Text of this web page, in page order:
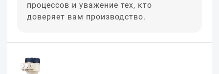
процессов и уважение тех, кто
доверяет вам производство.